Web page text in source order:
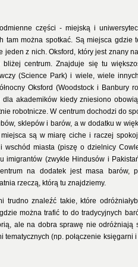
części - miejską i
tam można spotkać. Są miejsca gdzie
jeden z nich. Oksford, który jest znany
bliżej centrum. Znajduje się tu
(Science Park) i wiele, wiele
Oksford (Woodstock i Banbury
akademików kiedy zniesiono
robotnicze. W centrum dochodzi do
sklepów i barów, a w dodatku w
są w miarę ciche i raczej
wschód miasta (piszę o dzielnicy
imigrantów (zwykle Hindusów i
na dodatek jest masa barów,
rzeczą, którą tu znajdziemy.
trudno znaleźć takie, które
można trafić to do tradycyjnych
ale na dobra sprawę nie odróżniają
tematycznych (np. połączenie księgarni